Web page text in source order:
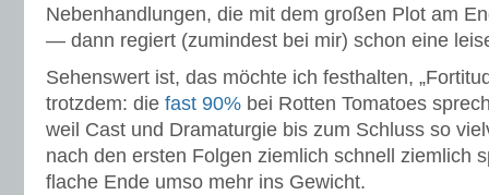
Nebenhandlungen, die mit dem großen Plot am
— dann regiert (zumindest bei mir) schon eine
Sehenswert ist, das möchte ich festhalten,
trotzdem: die fast 90% bei Rotten Tomatoes
weil Cast und Dramaturgie bis zum Schluss so
nach den ersten Folgen ziemlich schnell ziemlich
flache Ende umso mehr ins Gewicht.